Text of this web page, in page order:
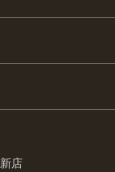
新店